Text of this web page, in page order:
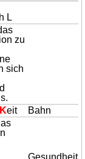
L
zu
sich
eit Bahn